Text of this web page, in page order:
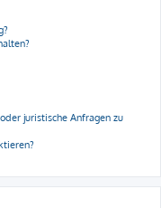
juristische Anfragen zu